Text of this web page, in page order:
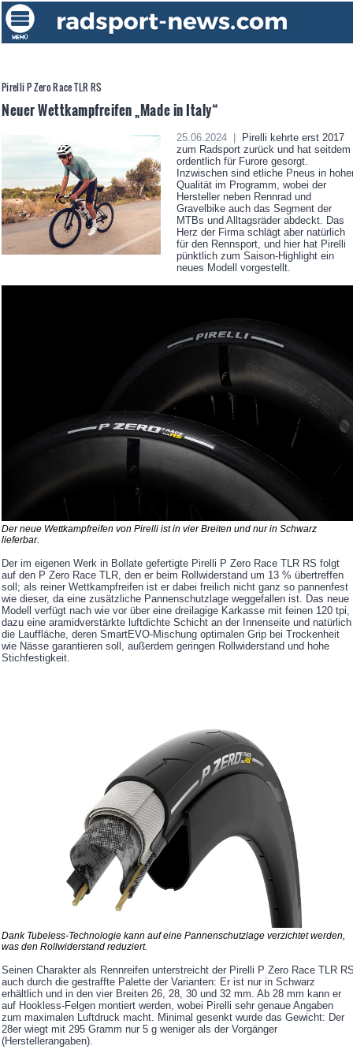
Pirelli P Zero Race TLR RS
Neuer Wettkampfreifen „Made in Italy“
25.06.2024 |
Pirelli kehrte erst 2017
zum Radsport zurück und hat seitdem
ordentlich für Furore gesorgt.
Inzwischen sind etliche Pneus in
Qualität im Programm, wobei der
Hersteller neben Rennrad und
Gravelbike auch das Segment der
MTBs und Alltagsräder abdeckt. Das
Herz der Firma schlägt aber natürlich
für den Rennsport, und hier hat Pirelli
pünktlich zum Saison-Highlight ein
neues Modell vorgestellt.
Der neue Wettkampfreifen von Pirelli ist in vier Breiten und nur in Schwarz
lieferbar.
Der im eigenen Werk in Bollate gefertigte Pirelli P Zero Race TLR RS folgt
auf den P Zero Race TLR, den er beim Rollwiderstand um 13 % übertreffen
soll; als reiner Wettkampfreifen ist er dabei freilich nicht ganz so pannenfest
wie dieser, da eine zusätzliche Pannenschutzlage weggefallen ist. Das neue
Modell verfügt nach wie vor über eine dreilagige Karkasse mit feinen 120 tpi,
dazu eine aramidverstärkte luftdichte Schicht an der Innenseite und natürlich
die Lauffläche, deren SmartEVO-Mischung optimalen Grip bei Trockenheit
wie Nässe garantieren soll, außerdem geringen Rollwiderstand und hohe
Stichfestigkeit.
Dank Tubeless-Technologie kann auf eine Pannenschutzlage verzichtet werden,
was den Rollwiderstand reduziert.
Seinen Charakter als Rennreifen unterstreicht der Pirelli P Zero Race TLR
auch durch die gestraffte Palette der Varianten: Er ist nur in Schwarz
erhältlich und in den vier Breiten 26, 28, 30 und 32 mm. Ab 28 mm kann er
auf Hookless-Felgen montiert werden, wobei Pirelli sehr genaue Angaben
zum maximalen Luftdruck macht. Minimal gesenkt wurde das Gewicht: Der
28er wiegt mit 295 Gramm nur 5 g weniger als der Vorgänger
(Herstellerangaben).